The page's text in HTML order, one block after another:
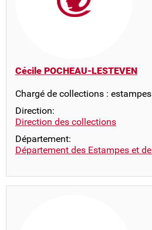
Cécile POCHEAU-LESTEVEN
Chargé de collections :
Direction:
Direction des collections
Département:
Département des Estampes et